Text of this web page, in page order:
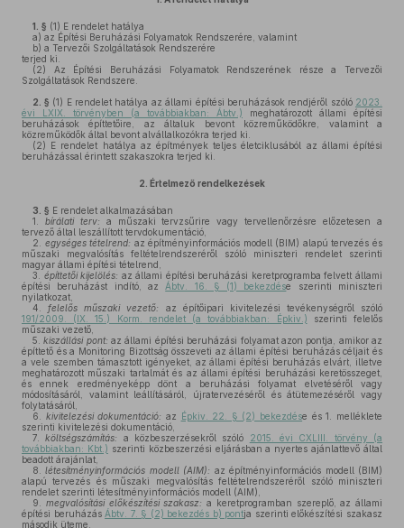
1. § (1) E rendelet hatálya
a) az Építési Beruházási Folyamatok Rendszerére, valamint
b) a Tervezői Szolgáltatások Rendszerére
terjed ki.
(2) Az Építési Beruházási Folyamatok Rendszerének része a Tervezői
Szolgáltatások Rendszere.
2. § (1) E rendelet hatálya az állami építési beruházások rendjéről szóló 2023.
évi LXIX. törvényben (a továbbiakban: Ábtv.) meghatározott állami építési
beruházások építtetőire, az általuk bevont közreműködőkre, valamint a
közreműködők által bevont alvállalkozókra terjed ki.
(2) E rendelet hatálya az építmények teljes életciklusából az állami építési
beruházással érintett szakaszokra terjed ki.
2. Értelmező rendelkezések
3. § E rendelet alkalmazásában
1.
bírálati terv: a műszaki tervzsűrire vagy tervellenőrzésre előzetesen a
tervező által leszállított tervdokumentáció,
2.
egységes tételrend: az építményinformációs modell (BIM) alapú tervezés és
műszaki megvalósítás feltételrendszeréről szóló miniszteri rendelet szerinti
magyar állami építési tételrend,
3.
építtetői kijelölés: az állami építési beruházási keretprogramba felvett állami
építési beruházást indító, az Ábtv. 16. § (1) bekezdése szerinti miniszteri
nyilatkozat,
4.
felelős műszaki vezető:
az építőipari kivitelezési tevékenységről szóló
191/2009. (IX. 15.) Korm. rendelet (a továbbiakban: Épkiv.) szerinti felelős
műszaki vezető,
5.
kiszállási pont: az állami építési beruházási folyamat azon pontja, amikor az
építtető és a Monitoring Bizottság összeveti az állami építési beruházás céljait és
a vele szemben támasztott igényeket, az állami építési beruházás elvárt, illetve
meghatározott műszaki tartalmát és az állami építési beruházási keretösszeget,
és ennek eredményeképp dönt a beruházási folyamat elvetéséről vagy
módosításáról, valamint leállításáról, újratervezéséről és átütemezéséről vagy
folytatásáról,
6.
kivitelezési dokumentáció: az Épkiv. 22. § (2) bekezdése és 1. melléklete
szerinti kivitelezési dokumentáció,
7.
költségszámítás: a közbeszerzésekről szóló
2015. évi CXLIII. törvény (a
továbbiakban: Kbt.) szerinti közbeszerzési eljárásban a nyertes ajánlattevő által
beadott árajánlat,
8.
létesítményinformációs modell (AIM): az építményinformációs modell (BIM)
alapú tervezés és műszaki megvalósítás feltételrendszeréről szóló miniszteri
rendelet szerinti létesítményinformációs modell (AIM),
9.
megvalósítási előkészítési szakasz: a keretprogramban szereplő, az állami
építési beruházás Ábtv. 7. § (2) bekezdés b) pontja szerinti előkészítési szakasz
második üteme,